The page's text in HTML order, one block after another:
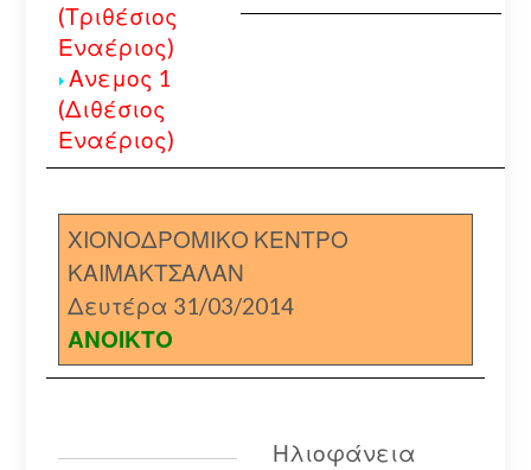
(Τριθέσιος
Εναέριος)
Ανεμος 1
(Διθέσιος
Εναέριος)
ΧΙΟΝΟΔΡΟΜΙΚΟ ΚΕΝΤΡΟ
ΚΑΙΜΑΚΤΣΑΛΑΝ
Δευτέρα 31/03/2014
ΑΝΟΙΚΤΟ
Ηλιοφάνεια